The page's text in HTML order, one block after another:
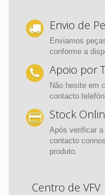
Envio de
Enviamos
conforme a
Apoio por
Não hesite em
contacto
Stock
Após verificar a
contacto
produto.
Centro de VFV